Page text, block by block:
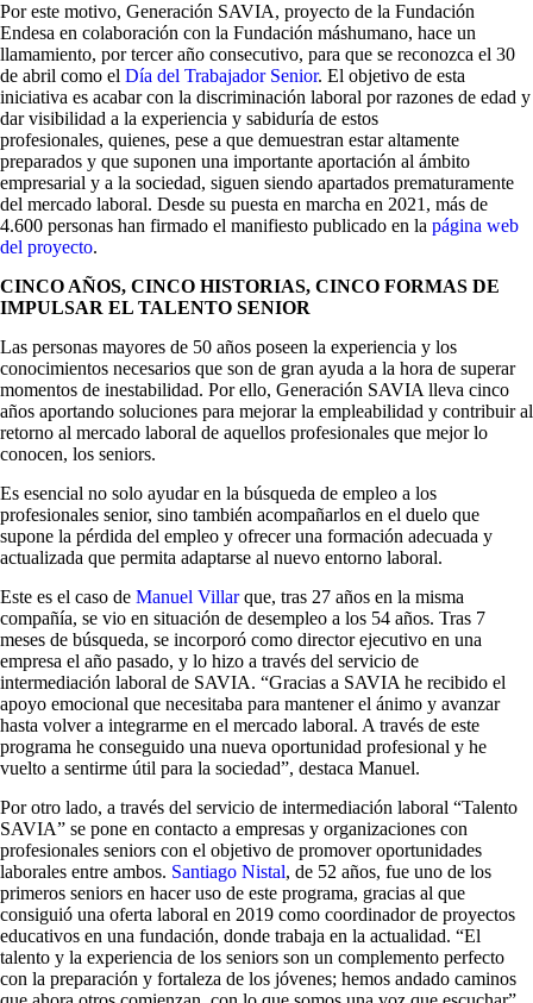
Por este motivo, Generación SAVIA, proyecto de la Fundación
Endesa en colaboración con la Fundación máshumano, hace un
llamamiento, por tercer año consecutivo, para que se reconozca el 30
de abril como el Día del Trabajador Senior. El objetivo de esta
iniciativa es acabar con la discriminación laboral por razones de edad y
dar visibilidad a la experiencia y sabiduría de estos
profesionales, quienes, pese a que demuestran estar altamente
preparados y que suponen una importante aportación al ámbito
empresarial y a la sociedad, siguen siendo apartados prematuramente
del mercado laboral. Desde su puesta en marcha en 2021, más de
4.600 personas han firmado el manifiesto publicado en la página web
del proyecto.
CINCO AÑOS, CINCO HISTORIAS, CINCO FORMAS DE
IMPULSAR EL TALENTO SENIOR
Las personas mayores de 50 años poseen la experiencia y los
conocimientos necesarios que son de gran ayuda a la hora de superar
momentos de inestabilidad. Por ello, Generación SAVIA lleva cinco
años aportando soluciones para mejorar la empleabilidad y contribuir al
retorno al mercado laboral de aquellos profesionales que mejor lo
conocen, los seniors.
Es esencial no solo ayudar en la búsqueda de empleo a los
profesionales senior, sino también acompañarlos en el duelo que
supone la pérdida del empleo y ofrecer una formación adecuada y
actualizada que permita adaptarse al nuevo entorno laboral.
Este es el caso de Manuel Villarque, tras 27 años en la misma
compañía, se vio en situación de desempleo a los 54 años. Tras 7
meses de búsqueda, se incorporó como director ejecutivo en una
empresa el año pasado, y lo hizo a través del servicio de
intermediación laboral de SAVIA. “Gracias a SAVIA he recibido el
apoyo emocional que necesitaba para mantener el ánimo y avanzar
hasta volver a integrarme en el mercado laboral. A través de este
programa he conseguido una nueva oportunidad profesional y he
vuelto a sentirme útil para la sociedad”, destaca Manuel.
Por otro lado, a través del servicio de intermediación laboral “Talento
SAVIA” se pone en contacto a empresas y organizaciones con
profesionales seniors con el objetivo de promover oportunidades
laborales entre ambos. Santiago Nistal, de 52 años, fue uno de los
primeros seniors en hacer uso de este programa, gracias al que
consiguió una oferta laboral en 2019 como coordinador de proyectos
educativos en una fundación, donde trabaja en la actualidad. “El
talento y la experiencia de los seniors son un complemento perfecto
con la preparación y fortaleza de los jóvenes; hemos andado caminos